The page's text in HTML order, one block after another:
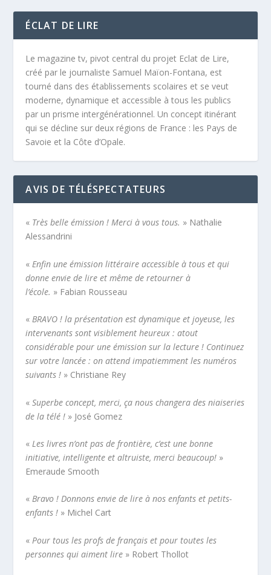
ÉCLAT DE LIRE
Le magazine tv, pivot central du projet Eclat de Lire,
créé par le journaliste Samuel Maïon-Fontana, est
tourné dans des établissements scolaires et se veut
moderne, dynamique et accessible à tous les publics
par un prisme intergénérationnel. Un concept itinérant
qui se décline sur deux régions de France : les Pays de
Savoie et la Côte d’Opale.
AVIS DE TÉLÉSPECTATEURS
« Très belle émission ! Merci à vous tous. » Nathalie
Alessandrini
« Enfin une émission littéraire accessible à tous et qui
donne envie de lire et même de retourner à
l’école. » Fabian Rousseau
«BRAVO ! la présentation est dynamique et joyeuse, les
intervenants sont visiblement heureux : atout
considérable pour une émission sur la lecture ! Continuez
sur votre lancée : on attend impatiemment les numéros
suivants ! » Christiane Rey
«Superbe concept, merci, ça nous changera des niaiseries
de la télé ! » José Gomez
«Les livres n’ont pas de frontière, c’est une bonne
initiative, intelligente et altruiste, merci beaucoup! »
Emeraude Smooth
«Bravo ! Donnons envie de lire à nos enfants et petits-
enfants ! » Michel Cart
« Pour tous les profs de français et pour toutes les
personnes qui aiment lire » Robert Thollot